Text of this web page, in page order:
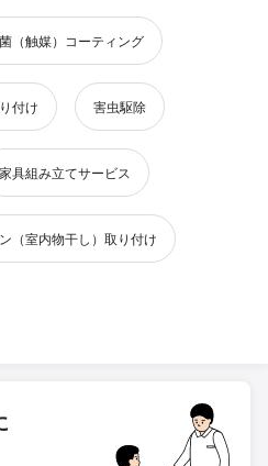
（触媒）コーティング
付け 害虫駆除
家具組み立てサービス
（室内物干し）取り付け